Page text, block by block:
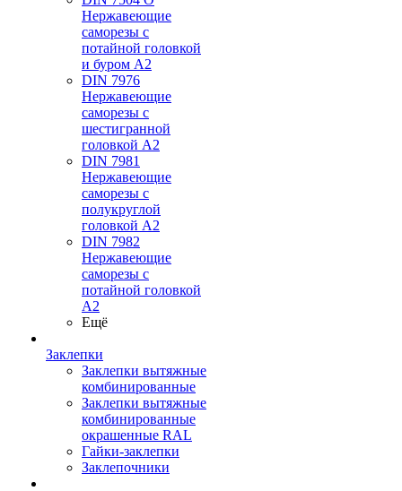
Нержавеющие
саморезы с
потайной головкой
и буром А2
DIN 7976
Нержавеющие
саморезы с
шестигранной
головкой А2
DIN 7981
Нержавеющие
саморезы с
полукруглой
головкой А2
DIN 7982
Нержавеющие
саморезы с
потайной головкой
А2
Ещё
Заклепки
Заклепки вытяжные
комбинированные
Заклепки вытяжные
комбинированные
окрашенные RAL
Гайки-заклепки
Заклепочники